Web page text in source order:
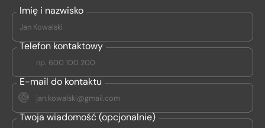
Imię i nazwisko
Telefon kontaktowy
E-mail do kontaktu
Twoja wiadomość (opcjonalnie)